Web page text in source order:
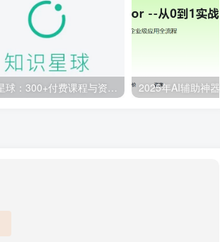
知识星球：300+付费课程与资料合集